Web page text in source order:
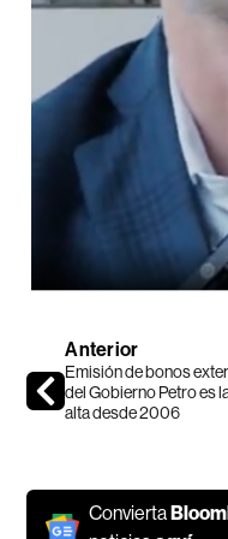
Anterior
Emisión de bonos
del Gobierno Petro es
alta desde 2006
Convierta